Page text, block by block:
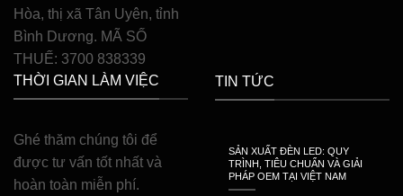
Hòa, thị xã Tân Uyên, tỉnh
Bình Dương. MÃ SỐ
THUẾ: 3700 838339
THỜI GIAN LÀM VIỆC
Ghé thăm chúng tôi để
được tư vấn tốt nhất và
hoàn toàn miễn phí.
TIN TỨC
SẢN XUẤT ĐÈN LED: QUY
TRÌNH, TIÊU CHUẨN VÀ GIẢI
PHÁP OEM TẠI VIỆT NAM